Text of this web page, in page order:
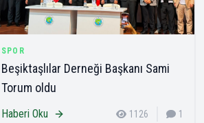
SPOR
Beşiktaşlılar Derneği Başkanı Sami
Torum oldu
Haberi Oku 1126 1